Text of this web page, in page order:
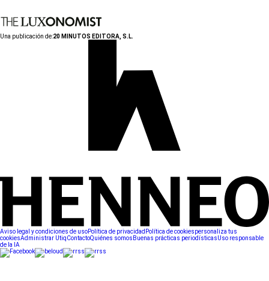
Una publicación de:20 MINUTOS EDITORA, S.L.
Aviso legal y condiciones de usoPolítica de privacidad Política de cookiespersonaliza tus
cookiesAdministrar UtiqContactoQuiénes somos Buenas prácticas periodísticasUso responsable
de la IA